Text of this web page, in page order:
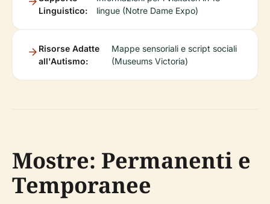
Linguistico:
lingue (Notre Dame Expo)
Risorse Adatte
all'Autismo:
Mappe sensoriali e script sociali
(Museums Victoria)
Mostre: Permanenti e
Temporanee